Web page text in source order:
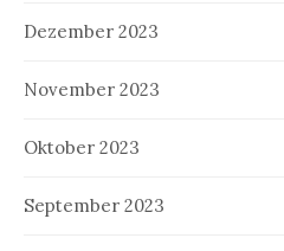
Dezember 2023
November 2023
Oktober 2023
September 2023